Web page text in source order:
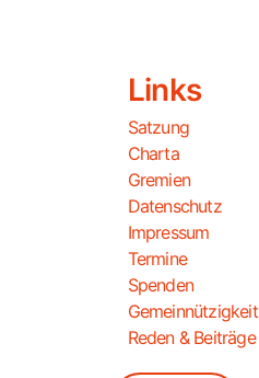
Links
Satzung
Charta
Gremien
Datenschutz
Impressum
Termine
Spenden
Gemeinnützigkeit
Reden & Beiträge